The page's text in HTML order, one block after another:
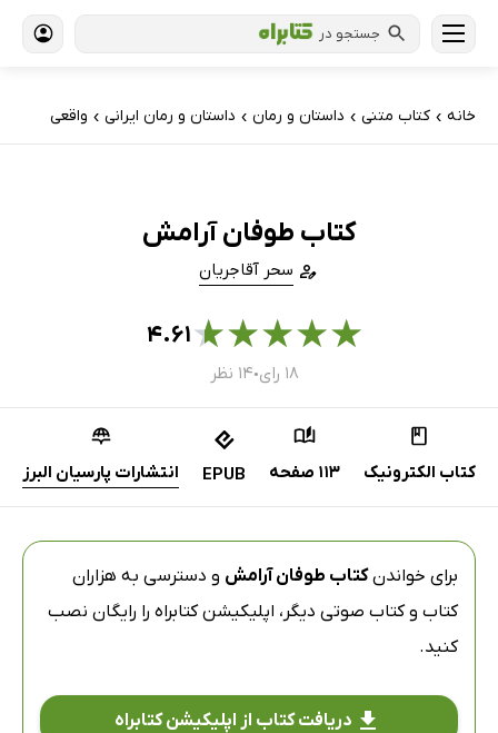
جستجو در
خانه › کتاب‌ متنی › داستان و رمان › داستان و رمان ایرانی › واقعی
کتاب طوفان آرامش
سحر آقاجریان
★
★
★
★
★۴.۶۱
۱۸ رای ● ۱۴ نظر
کتاب الکترونیک 113 صفحه EPUB انتشارات پارسیان البرز
برای خواندنکتاب طوفان آرامش و دسترسی به هزاران
کتاب و کتاب صوتی دیگر، اپلیکیشن کتابراه را رایگان نصب
کنید.
دریافت کتاب از اپلیکیشن کتابراه